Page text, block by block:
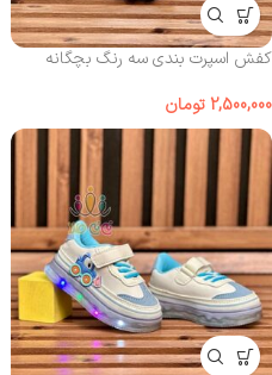
کفش اسپرت بندی سه رنگ بچگانه
2,500,000 تومان